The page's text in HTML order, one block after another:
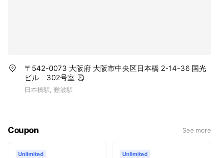
〒542-0073 大阪府 大阪市中央区日本橋 2-14-36 国光
ビル 302号室
日本橋駅, 難波駅
Coupon See more
Unlimited Unlimited